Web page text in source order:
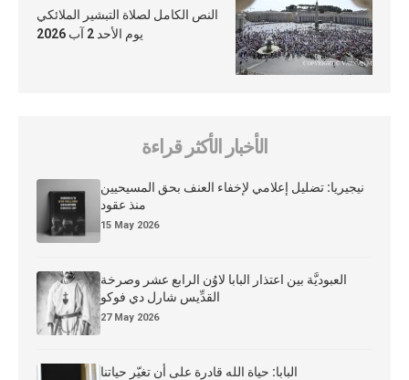
النص الكامل لصلاة التبشير الملائكي
يوم الأحد 2 آب 2026
الأخبار الأكثر قراءة
نيجيريا: تضليل إعلامي لإخفاء العنف بحق المسيحيين
منذ عقود
15 May 2026
العبوديَّة بين اعتذار البابا لاوُن الرابع عشر وصرخة
القدِّيس شارل دي فوكو
27 May 2026
البابا: حياة الله قادرة على أن تغيّر حياتنا